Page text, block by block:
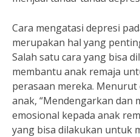
Cara mengatasi depresi
merupakan hal yang
Salah satu cara yang bisa
membantu anak remaja
perasaan mereka.
anak, “Mendengarkan dan
emosional kepada anak
yang bisa dilakukan untuk